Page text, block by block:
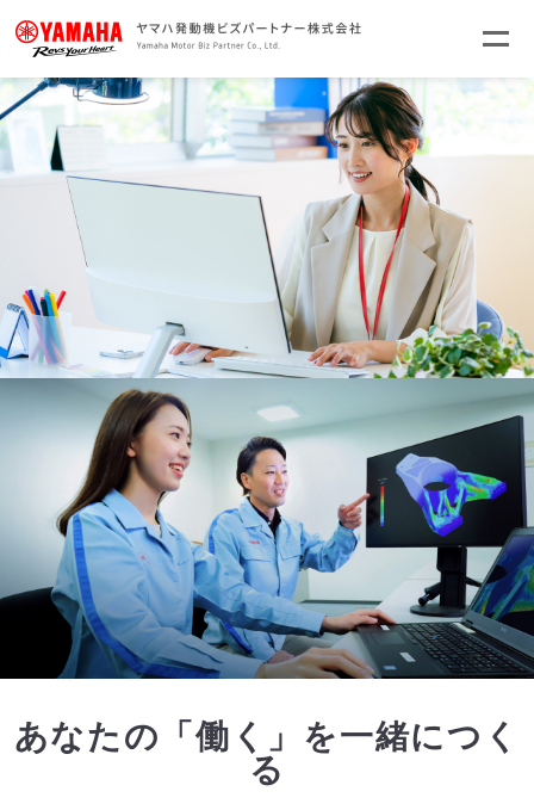
あなたの「働く」を一緒につく
る